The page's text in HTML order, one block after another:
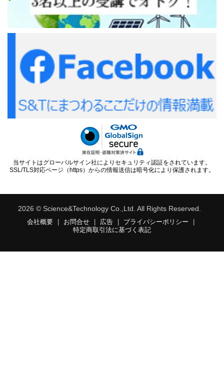
当サイトはグローバルサイン社によりセキュリティ認証をされています。
SSL/TLS対応ページ（https）からの情報送信は暗号化により保護されます。
2026 © Science&Technology Co.,Ltd. All Rights Reserved.
会社概要 お問合せ 広告 プライバシーポリシー
特定商取引法に基づく表記